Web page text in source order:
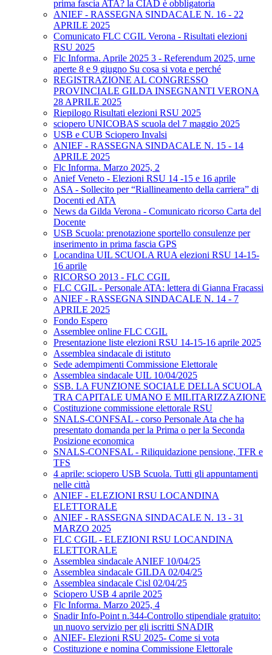
prima fascia ATA? la CIAD è obbligatoria
ANIEF - RASSEGNA SINDACALE N. 16 - 22
APRILE 2025
Comunicato FLC CGIL Verona - Risultati elezioni
RSU 2025
Flc Informa. Aprile 2025 3 - Referendum 2025, urne
aperte 8 e 9 giugno Su cosa si vota e perché
REGISTRAZIONE AL CONGRESSO
PROVINCIALE GILDA INSEGNANTI VERONA
28 APRILE 2025
Riepilogo Risultati elezioni RSU 2025
sciopero UNICOBAS scuola del 7 maggio 2025
USB e CUB Sciopero Invalsi
ANIEF - RASSEGNA SINDACALE N. 15 - 14
APRILE 2025
Flc Informa. Marzo 2025, 2
Anief Veneto - Elezioni RSU 14 -15 e 16 aprile
ASA - Sollecito per “Riallineamento della carriera” di
Docenti ed ATA
News da Gilda Verona - Comunicato ricorso Carta del
Docente
USB Scuola: prenotazione sportello consulenze per
inserimento in prima fascia GPS
Locandina UIL SCUOLA RUA elezioni RSU 14-15-
16 aprile
RICORSO 2013 - FLC CGIL
FLC CGIL - Personale ATA: lettera di Gianna Fracassi
ANIEF - RASSEGNA SINDACALE N. 14 - 7
APRILE 2025
Fondo Espero
Assemblee online FLC CGIL
Presentazione liste elezioni RSU 14-15-16 aprile 2025
Assemblea sindacale di istituto
Sede adempimenti Commissione Elettorale
Assemblea sindacale UIL 10/04/2025
SSB. LA FUNZIONE SOCIALE DELLA SCUOLA
TRA CAPITALE UMANO E MILITARIZZAZIONE
Costituzione commissione elettorale RSU
SNALS-CONFSAL - corso Personale Ata che ha
presentato domanda per la Prima o per la Seconda
Posizione economica
SNALS-CONFSAL - Riliquidazione pensione, TFR e
TFS
4 aprile: sciopero USB Scuola. Tutti gli appuntamenti
nelle città
ANIEF - ELEZIONI RSU LOCANDINA
ELETTORALE
ANIEF - RASSEGNA SINDACALE N. 13 - 31
MARZO 2025
FLC CGIL - ELEZIONI RSU LOCANDINA
ELETTORALE
Assemblea sindacale ANIEF 10/04/25
Assemblea sindacale GILDA 02/04/25
Assemblea sindacale Cisl 02/04/25
Sciopero USB 4 aprile 2025
Flc Informa. Marzo 2025, 4
Snadir Info-Point n.344-Controllo stipendiale gratuito:
un nuovo servizio per gli iscritti SNADIR
ANIEF- Elezioni RSU 2025- Come si vota
Costituzione e nomina Commissione Elettorale